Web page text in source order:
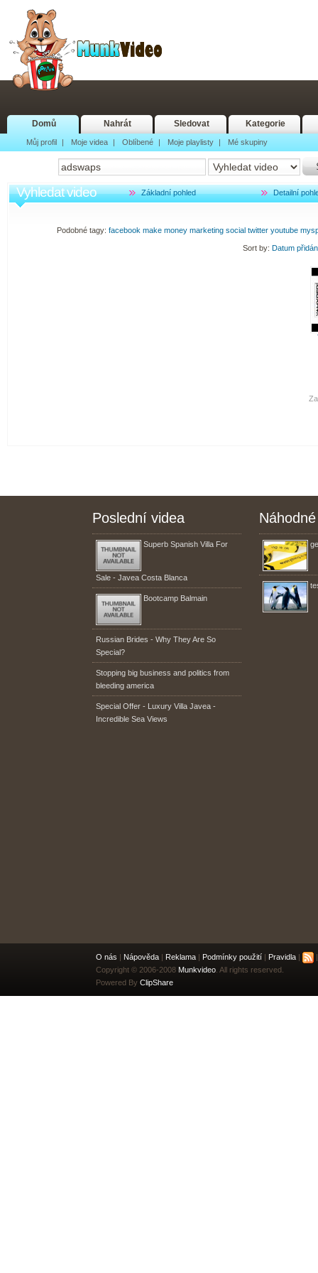
Domů Nahrát Sledovat Kategorie
Můj profil | Moje videa | Oblíbené | Moje playlisty | Mé skupiny
Vyhledat video Základní pohled Detailní
Podobné tagy: facebook make money marketing social twitter youtube
Sort by: Datum
Poslední videa
Superb Spanish Villa For
Sale - Javea Costa Blanca
Bootcamp Balmain
Russian Brides - Why They Are So
Special?
Stopping big business and politics from
bleeding america
Special Offer - Luxury Villa Javea -
Incredible Sea Views
O nás | Nápověda | Reklama | Podmínky použití | Pravidla |
Copyright © 2006-2008 Munkvideo . All rights reserved.
Powered By ClipShare